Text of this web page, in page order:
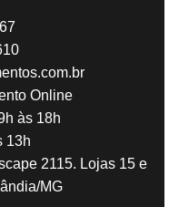
Online
às 18h
13h
2115. Lojas 15 e
MG